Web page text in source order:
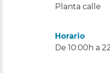
Planta calle
Horario
De 10:00h a